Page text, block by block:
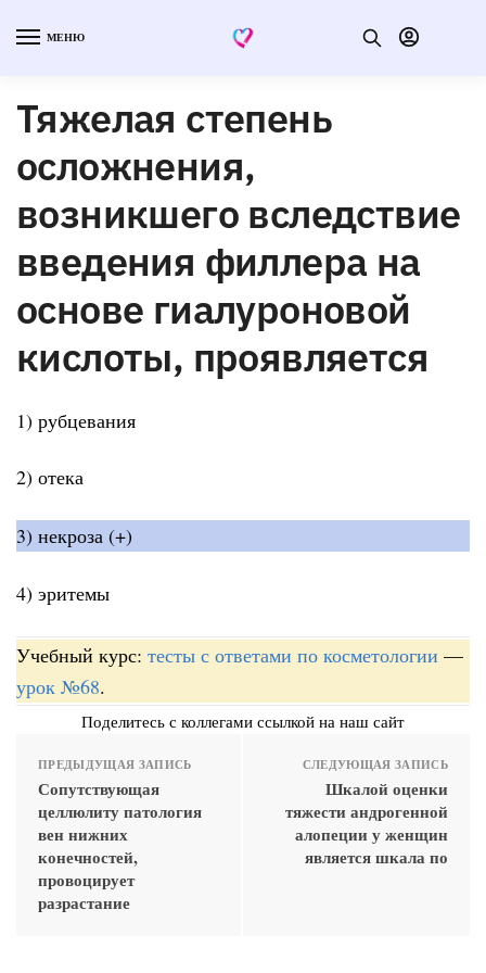
МЕНЮ
Тяжелая степень
осложнения,
возникшего вследствие
введения филлера на
основе гиалуроновой
кислоты, проявляется
1) рубцевания
2) отека
3) некроза (+)
4) эритемы
Учебный курс: тесты с ответами по косметологии —
урок №68.
Поделитесь с коллегами ссылкой на наш сайт
ПРЕДЫДУЩАЯ ЗАПИСЬ
Сопутствующая
целлюлиту патология
вен нижних
конечностей,
провоцирует
разрастание
СЛЕДУЮЩАЯ ЗАПИСЬ
Шкалой оценки
тяжести андрогенной
алопеции у женщин
является шкала по